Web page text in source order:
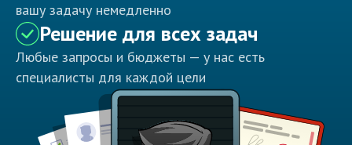
вашу задачу немедленно
Решение для всех задач
Любые запросы и бюджеты — у нас есть
специалисты для каждой цели